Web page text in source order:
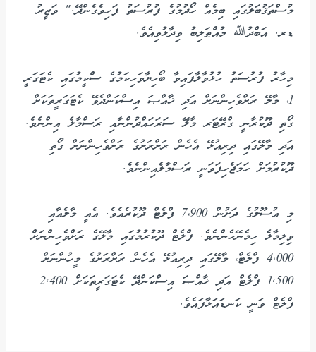
މުސްތަޤުބަލުގައި ބިމެއް ހޯދުމުގެ ފުރުސަތު ފަހިވެގެންދޭ." ވަޒީރު
ޑރ. އަބްދުﷲ މުއްޠަލިބު ވިދާޅުވިއެވެ.
މިހާރު ފުރުސަތު ހުޅުވާލާފައިވާ ބޯހިޔާވަހިކަމުގެ ސްކީމުގައި ކެޓަގަރީ
1، މާލޭ ރަށްވެހިންނަށް އަދި ޚާއްޞަ އިސްކަންދެވޭ ކެޓަގަރީތަކަށް
ގޯތި ދޫކުރާނީ ގްރޭޓަރ މާލޭ ސަރަހައްދުންނާއި ރަސްމާލެ އިންނެވެ.
އަދި މާލޭގައި ދިރިއުޅޭ އެހެން ރަށްރަށުގެ ރަށްވެހިންނަށް ގޯތި
ދޫކުރުމަށް ހަމަޖެހިފަވަނީ ރަސްމާލެއިންނެވެ.
މި އުސޫލުގެ ދަށުން 7،900 ފްލެޓް ދޫކުރެއެވެ. އެއީ މާލެއާއި
ވިލިމާލެ ހިމެނޭހެންނެވެ. ފްލެޓް ދޫކުރުމުގައި މާލޭގެ ރަށްވެހިންނަށް
4,000 ފްލެޓް، މާލޭގައި ދިރިއުޅޭ އެހެން ރަށްރަށުގެ މީހުންނަށް
1,500 ފްލެޓް އަދި ޚާއްޞަ އިސްކަންދޭ ކެޓަގަރީތަކަށް 2,400
ފްލެޓް ވަނީ ކަނޑައަޅާފައެވެ.